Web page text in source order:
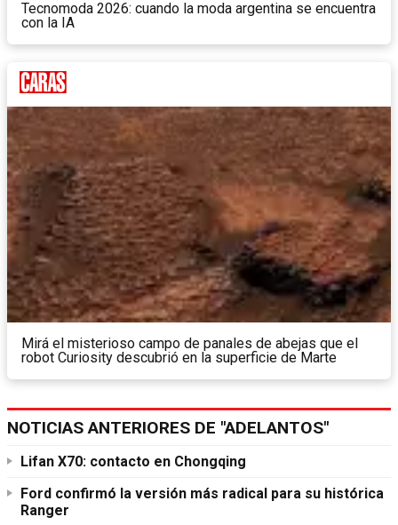
Tecnomoda 2026: cuando la moda argentina se encuentra
con la IA
Mirá el misterioso campo de panales de abejas que el
robot Curiosity descubrió en la superficie de Marte
NOTICIAS ANTERIORES DE "ADELANTOS"
Lifan X70: contacto en Chongqing
Ford confirmó la versión más radical para su histórica
Ranger